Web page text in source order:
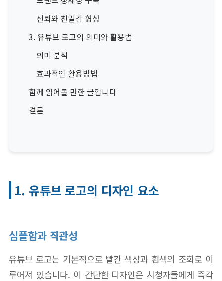
신뢰와 친밀감 형성
3. 유튜브 로고의 의미와 활용법
의미 분석
효과적인 활용방법
함께 읽어볼 만한 글입니다
결론
1. 유튜브 로고의 디자인 요소
심플함과 직관성
유튜브 로고는 기본적으로 빨간 색상과 흰색의 조화로 이
루어져 있습니다. 이 간단한 디자인은 시청자들에게 즉각